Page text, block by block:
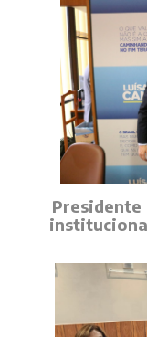
Presidente